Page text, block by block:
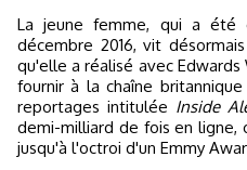
La jeune femme, qui a été
décembre 2016, vit
qu'elle a réalisé avec
fournir à la chaîne
reportages intitulée Inside
demi-milliard de fois en ligne,
jusqu'à l'octroi d'un Emmy